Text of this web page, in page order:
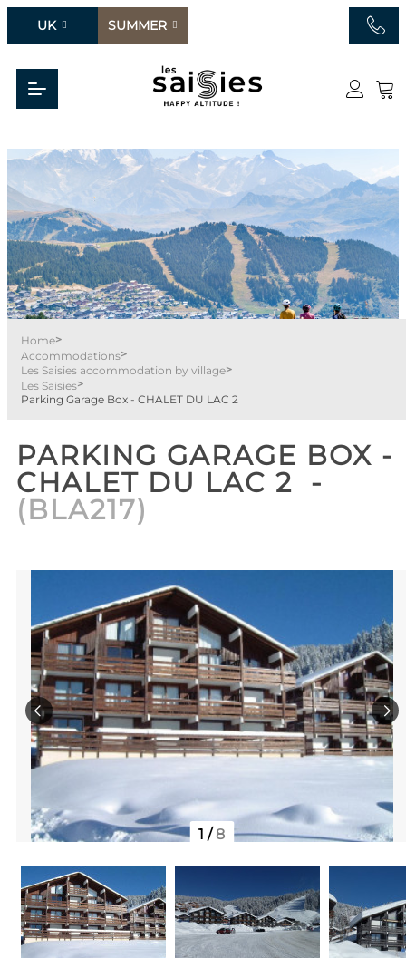
UK SUMMER
Home>
Accommodations>
Les Saisies accommodation by village>
Les Saisies>
Parking Garage Box - CHALET DU LAC 2
PARKING GARAGE BOX -
CHALET DU LAC 2
(BLA217)
1 /8